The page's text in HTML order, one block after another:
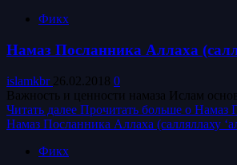
Фикх
Намаз Посланника Аллаха
islamkbr 26.02.2018 0
Важность и ценности намаза Ислам
Читать далее Прочитать больше о Намаз
Намаз Посланника Аллаха (салляллаху
Фикх